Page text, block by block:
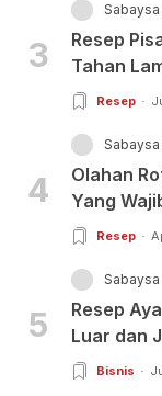
3
Sabaysa
Resep
Tahan
Resep
4
Sabaysa
Olahan
Yang
Resep
5
Sabaysa
Resep
Luar dan
Bisnis